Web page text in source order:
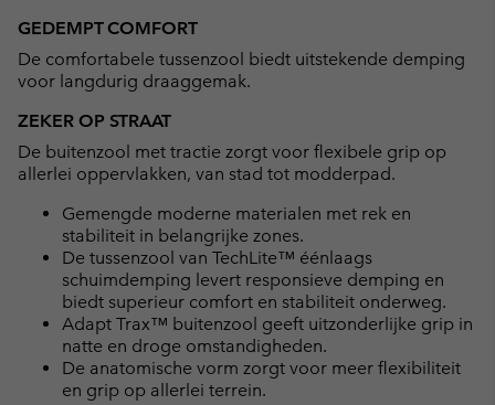
GEDEMPT COMFORT
De comfortabele tussenzool biedt uitstekende demping
voor langdurig draaggemak.
ZEKER OP STRAAT
De buitenzool met tractie zorgt voor flexibele grip op
allerlei oppervlakken, van stad tot modderpad.
Gemengde moderne materialen met rek en
stabiliteit in belangrijke zones.
De tussenzool van TechLite™ éénlaags
schuimdemping levert responsieve demping en
biedt superieur comfort en stabiliteit onderweg.
Adapt Trax™ buitenzool geeft uitzonderlijke grip in
natte en droge omstandigheden.
De anatomische vorm zorgt voor meer flexibiliteit
en grip op allerlei terrein.